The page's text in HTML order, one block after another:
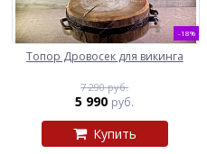
-18%
Топор Дровосек для викинга
7 290 руб.
5 990 руб.
Купить